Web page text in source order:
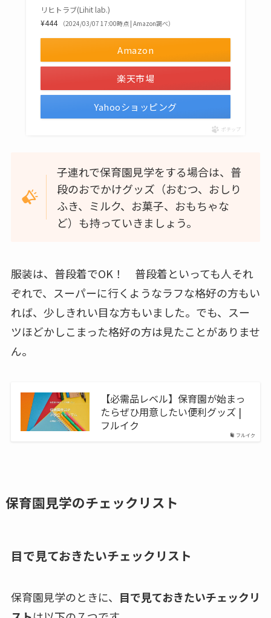
リヒトラブ(Lihit lab.)
¥444 （2024/03/07 17:00時点 | Amazon調べ）
Amazon
楽天市場
Yahooショッピング
ポチップ
子連れで保育園見学をする場合は、普
段のおでかけグッズ（おむつ、おしり
ふき、ミルク、お菓子、おもちゃな
ど）も持っていきましょう。
服装は、普段着でOK！ 普段着といっても人それ
ぞれで、スーパーに行くようなラフな格好の方もい
れば、少しきれい目な方もいました。でも、スー
ツほどかしこまった格好の方は見たことがありませ
ん。
フルイク
【必需品レベル】保育園が始まっ
たらぜひ用意したい便利グッズ |
フルイク
保育園見学のチェックリスト
目で見ておきたいチェックリスト
保育園見学のときに、 目で見ておきたいチェックリ